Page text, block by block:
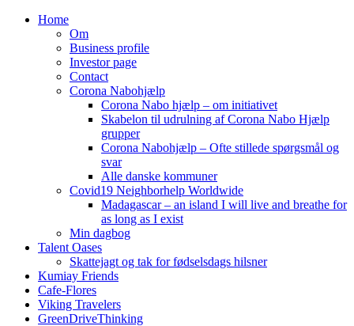
Home
Om
Business profile
Investor page
Contact
Corona Nabohjælp
Corona Nabo hjælp – om initiativet
Skabelon til udrulning af Corona Nabo Hjælp
grupper
Corona Nabohjælp – Ofte stillede spørgsmål og
svar
Alle danske kommuner
Covid19 Neighborhelp Worldwide
Madagascar – an island I will live and breathe for
as long as I exist
Min dagbog
Talent Oases
Skattejagt og tak for fødselsdags hilsner
Kumiay Friends
Cafe-Flores
Viking Travelers
GreenDriveThinking